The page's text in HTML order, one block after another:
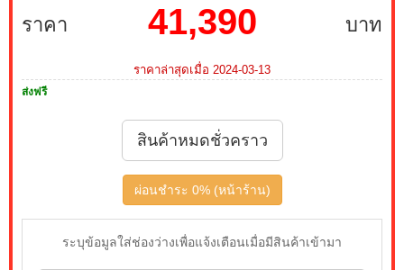
ราคา บาท
41,390
ราคาล่าสุดเมื่อ 2024-03-13
ส่งฟรี
สินค้าหมดชั่วคราว
ผ่อนชำระ 0% (หน้าร้าน)
ระบุข้อมูลใส่ช่องว่างเพื่อแจ้งเตือนเมื่อมีสินค้าเข้ามา